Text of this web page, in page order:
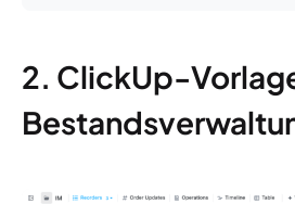
2. ClickUp-